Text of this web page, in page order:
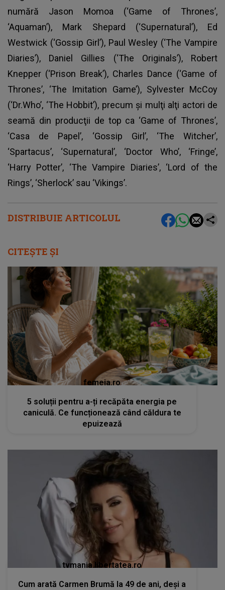
DISTRIBUIE ARTICOLUL
numără Jason Momoa (‘Game of Thrones’,
‘Aquaman’), Mark Shepard (‘Supernatural’), Ed
Westwick (‘Gossip Girl’), Paul Wesley (‘The Vampire
Diaries’), Daniel Gillies (‘The Originals’), Robert
Knepper (‘Prison Break’), Charles Dance (‘Game of
Thrones’, ‘The Imitation Game’), Sylvester McCoy
(‘Dr.Who’, ‘The Hobbit’), precum şi mulţi alţi actori de
seamă din producţii de top ca ‘Game of Thrones’,
‘Casa de Papel’, ‘Gossip Girl’, ‘The Witcher’,
‘Spartacus’, ‘Supernatural’, ‘Doctor Who’, ‘Fringe’,
‘Harry Potter’, ‘The Vampire Diaries’, ‘Lord of the
Rings’, ‘Sherlock’ sau ‘Vikings’.
CITEȘTE ȘI
femeia.ro
5 soluții pentru a-ți recăpăta energia pe
caniculă. Ce funcționează când căldura te
epuizează
tvmania.libertatea.ro
Cum arată Carmen Brumă la 49 de ani, deși a